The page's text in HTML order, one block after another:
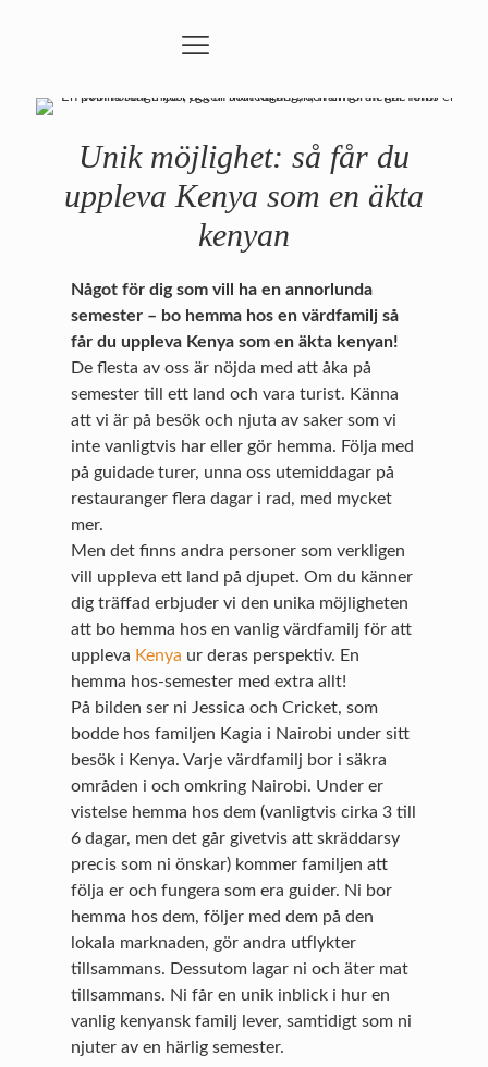
Unik möjlighet: så får du
uppleva Kenya som en äkta
kenyan
Något för dig som vill ha en annorlunda
semester – bo hemma hos en värdfamilj så
får du uppleva Kenya som en äkta kenyan!
De flesta av oss är nöjda med att åka på
semester till ett land och vara turist. Känna
att vi är på besök och njuta av saker som vi
inte vanligtvis har eller gör hemma. Följa med
på guidade turer, unna oss utemiddagar på
restauranger flera dagar i rad, med mycket
mer.
Men det finns andra personer som verkligen
vill uppleva ett land på djupet. Om du känner
dig träffad erbjuder vi den unika möjligheten
att bo hemma hos en vanlig värdfamilj för att
uppleva Kenya ur deras perspektiv. En
hemma hos-semester med extra allt!
På bilden ser ni Jessica och Cricket, som
bodde hos familjen Kagia i Nairobi under sitt
besök i Kenya. Varje värdfamilj bor i säkra
områden i och omkring Nairobi. Under er
vistelse hemma hos dem (vanligtvis cirka 3 till
6 dagar, men det går givetvis att skräddarsy
precis som ni önskar) kommer familjen att
följa er och fungera som era guider. Ni bor
hemma hos dem, följer med dem på den
lokala marknaden, gör andra utflykter
tillsammans. Dessutom lagar ni och äter mat
tillsammans. Ni får en unik inblick i hur en
vanlig kenyansk familj lever, samtidigt som ni
njuter av en härlig semester.